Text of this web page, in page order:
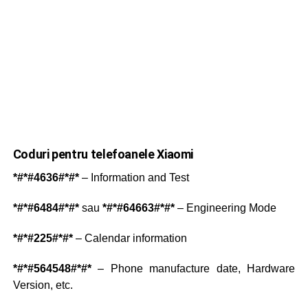
Coduri pentru telefoanele Xiaomi
*#*#4636#*#*– Information and Test
*#*#6484#*#*sau *#*#64663#*#*– Engineering Mode
*#*#225#*#*– Calendar information
*#*#564548#*#*– Phone manufacture date, Hardware
Version, etc.